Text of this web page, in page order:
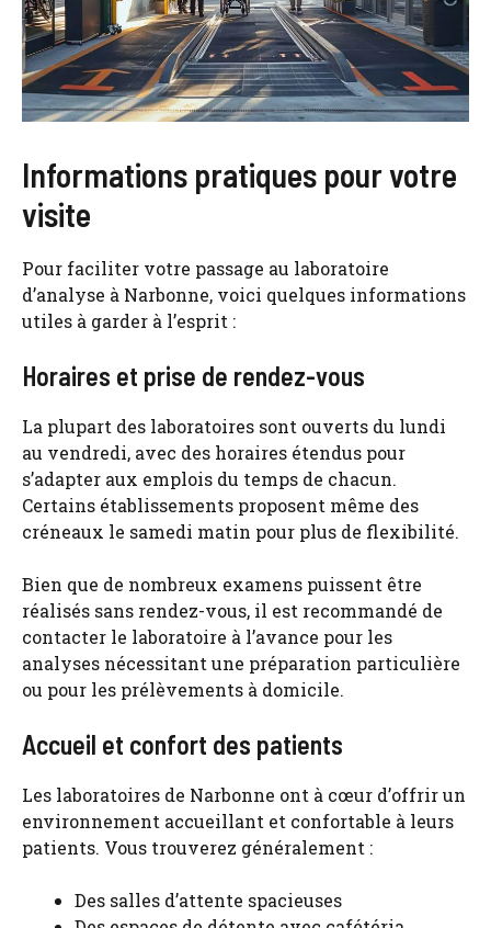
Informations pratiques pour votre
visite
Pour faciliter votre passage au laboratoire
d’analyse à Narbonne, voici quelques informations
utiles à garder à l’esprit :
Horaires et prise de rendez-vous
La plupart des laboratoires sont ouverts du lundi
au vendredi, avec des horaires étendus pour
s’adapter aux emplois du temps de chacun.
Certains établissements proposent même des
créneaux le samedi matin pour plus de flexibilité.
Bien que de nombreux examens puissent être
réalisés sans rendez-vous, il est recommandé de
contacter le laboratoire à l’avance pour les
analyses nécessitant une préparation particulière
ou pour les prélèvements à domicile.
Accueil et confort des patients
Les laboratoires de Narbonne ont à cœur d’offrir un
environnement accueillant et confortable à leurs
patients. Vous trouverez généralement :
Des salles d’attente spacieuses